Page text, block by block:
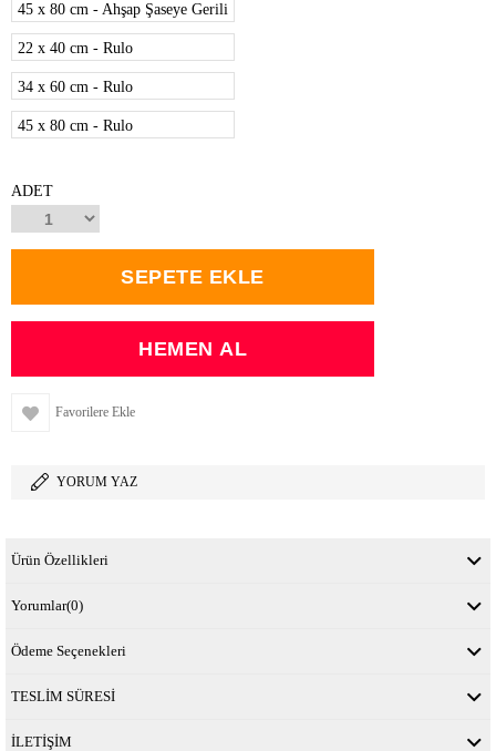
45 x 80 cm - Ahşap Şaseye Gerili
22 x 40 cm - Rulo
34 x 60 cm - Rulo
45 x 80 cm - Rulo
ADET
Favorilere Ekle
YORUM YAZ
Ürün Özellikleri
Yorumlar(0)
Ödeme Seçenekleri
TESLİM SÜRESİ
İLETİŞİM